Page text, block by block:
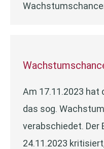
Am 17.11.2023 hat
das sog.
verabschiedet. Der
24.11.2023